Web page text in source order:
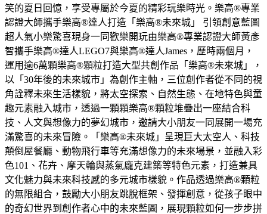
笑的夏日回憶，享受專屬於今夏的精彩玩樂時光。樂高®專業
認證大師攜手樂高®達人打造「樂高®未來城」 引領創意藍圖
超人氣小樂驚喜現身一同歡樂開玩由樂高®專業認證大師黃彥
智攜手樂高®達人LEGO7與樂高®達人James，歷時兩個月，
運用逾6萬顆樂高®顆粒打造大型共創作品「樂高®未來城」，
以「30年後的未來城市」為創作主軸，三位創作者從不同的視
角詮釋未來生活樣貌，將太空探索、自然生態、在地特色與童
趣元素融入城市，透過一顆顆樂高®顆粒堆疊出一座結合科
技、人文與想像力的夢幻城市，邀請大小朋友一同展開一場充
滿驚喜的未來冒險。「樂高®未來城」呈現巨大太空人、科技
顛倒屋餐廳、動物飛行車等充滿想像力的未來場景，並融入彩
色101、花卉、摩天輪與蒸氣龐克建築等特色元素，打造兼具
文化魅力與未來科技感的多元城市樣貌。作品透過樂高®顆粒
的無限組合，鼓勵大小朋友跳脫框架、發揮創意，從孩子眼中
的奇幻世界到創作者心中的未來藍圖，展現顆粒如何一步步拼